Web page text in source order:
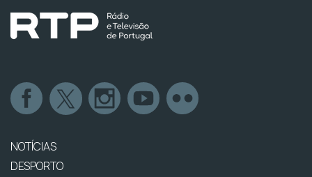
NOTÍCIAS
DESPORTO